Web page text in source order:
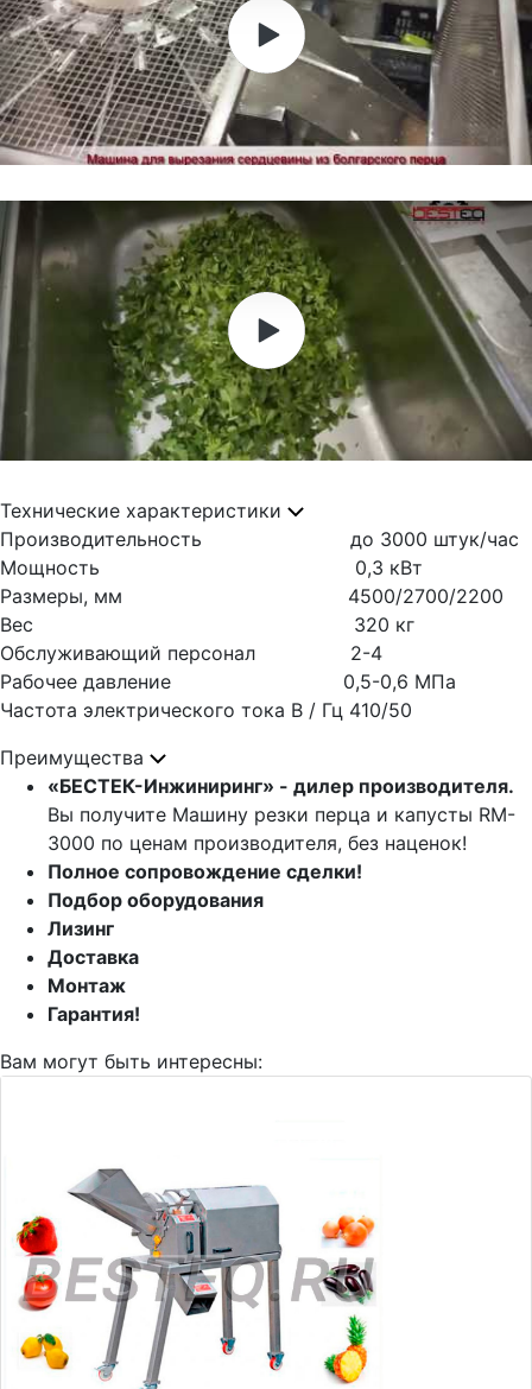
Технические характеристики
Производительность до 3000 штук/час
Мощность 0,3 кВт
Размеры, мм 4500/2700/2200
Вес 320 кг
Обслуживающий персонал 2-4
Рабочее давление 0,5-0,6 МПа
Частота электрического тока В / Гц 410/50
Преимущества
«БЕСТЕК-Инжиниринг» - дилер производителя.
Вы получите Машину резки перца и капусты RM-
3000 по ценам производителя, без наценок!
Полное сопровождение сделки!
Подбор оборудования
Лизинг
Доставка
Монтаж
Гарантия!
Вам могут быть интересны: